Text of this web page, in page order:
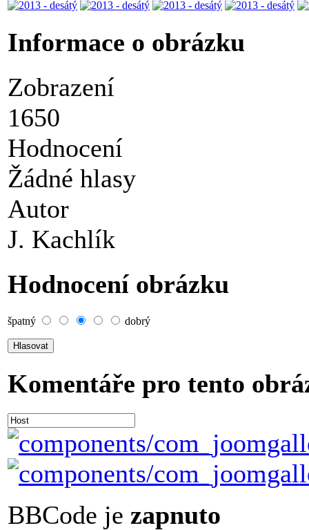
Informace o obrázku
Zobrazení
1650
Hodnocení
Žádné hlasy
Autor
J. Kachlík
Hodnocení obrázku
špatný dobrý
Komentáře pro tento
BBCode je zapnuto